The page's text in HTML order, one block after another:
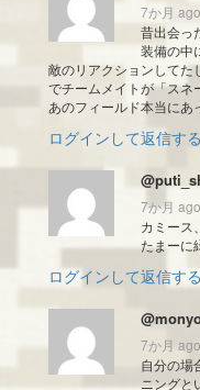
7か月 ago
昔出会っ
装備の中
敵のリアクションしてた
でチームメイトが「スネ
あのフィールド本当にあ
ログインして返信する
7か月 ago
カミース
たまーに
ログインして返信する
7か月 ago
自分の場
ニングと